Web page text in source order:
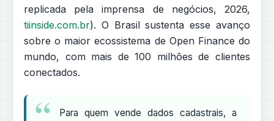
replicada pela imprensa de negócios, 2026,
tiinside.com.br). O Brasil sustenta esse avanço
sobre o maior ecossistema de Open Finance do
mundo, com mais de 100 milhões de clientes
conectados.
Para quem vende dados cadastrais, a